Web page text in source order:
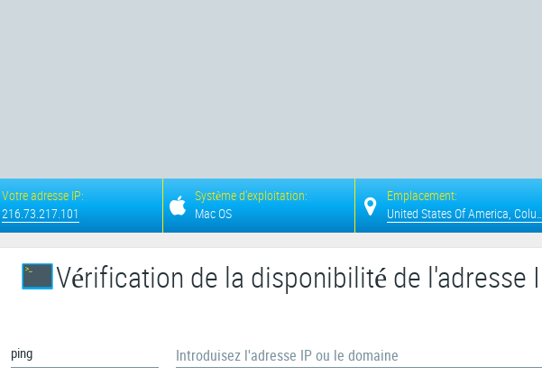
Votre adresse IP:
216.73.217.101
Système d'exploitation:
Mac OS
Emplacement:
United States
Vérification de la disponibilité de l'adresse
Introduisez l'adresse IP ou le domaine